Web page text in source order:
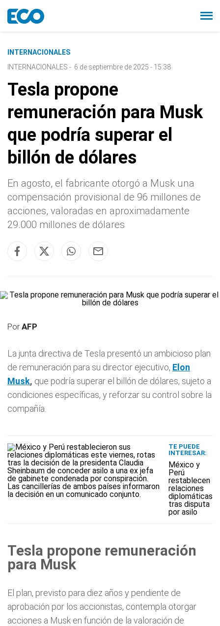
INTERNACIONALES
INTERNACIONALES - 6 de septiembre de 2025 - 15:38
Tesla propone
remuneración para Musk
que podría superar el
billón de dólares
En agosto, el fabricante otorgó a Musk una
compensación provisional de 96 millones de
acciones, valoradas en aproximadamente
29.000 millones de dólares
PorAFP
La junta directiva de Tesla presentó un ambicioso plan
de remuneración para su director ejecutivo, Elon
Musk, que podría superar el billón de dólares, sujeto a
condiciones específicas, y reforzar su control sobre la
compañía.
TE PUEDE
INTERESAR:
México y
Perú
restablecen
relaciones
diplomáticas
tras disputa
por asilo
Tesla propone remuneración
para Musk
El plan, previsto para diez años y pendiente de
aprobación por los accionistas, contempla otorgar
acciones a Musk en función de la valoración de